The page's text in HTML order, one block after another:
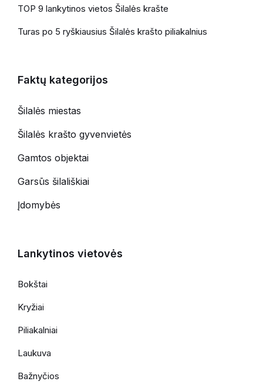
TOP 9 lankytinos vietos Šilalės krašte
Turas po 5 ryškiausius Šilalės krašto piliakalnius
Faktų kategorijos
Šilalės miestas
Šilalės krašto gyvenvietės
Gamtos objektai
Garsūs šilališkiai
Įdomybės
Lankytinos vietovės
Bokštai
Kryžiai
Piliakalniai
Laukuva
Bažnyčios